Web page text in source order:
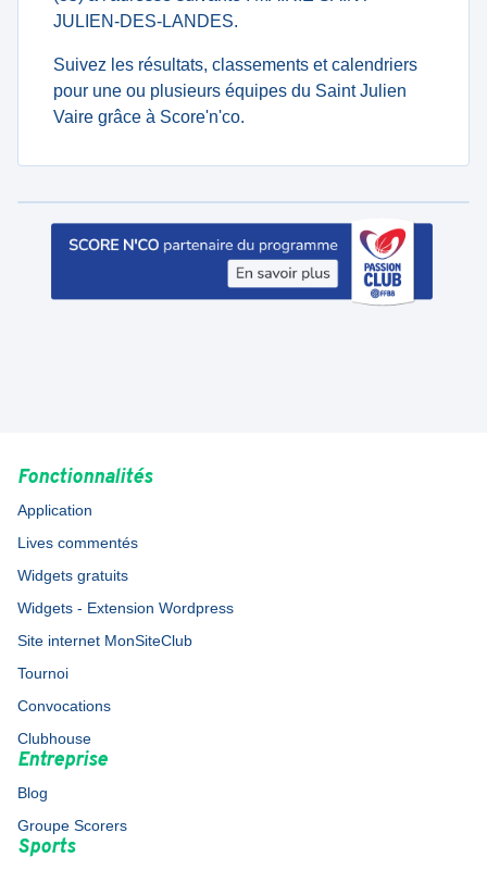
JULIEN-DES-LANDES.
Suivez les résultats, classements et calendriers
pour une ou plusieurs équipes du Saint Julien
Vaire grâce à Score'n'co.
Fonctionnalités
Application
Lives commentés
Widgets gratuits
Widgets - Extension Wordpress
Site internet MonSiteClub
Tournoi
Convocations
Clubhouse
Entreprise
Blog
Groupe Scorers
Sports